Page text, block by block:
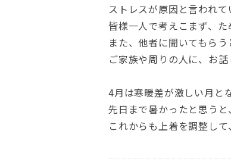
ストレスが原因と言われて
皆様一人で考えこまず、た
また、他者に聞いてもらう
ご家族や周りの人に、お話
4月は寒暖差が激しい月と
先日まで暑かったと思う
これからも上着を調整し